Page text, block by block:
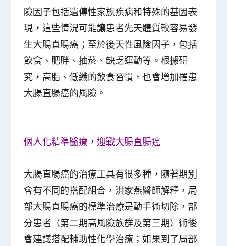
險因子包括遺傳性家族疾病和特殊的基因表
現，這些情況可能讓患者先天體質較容易發
生大腸直腸癌；至於後天性風險因子，包括
飲食、肥胖、抽菸、缺乏運動等。根據研
究，高脂、低纖的飲食習慣，也會增加罹患
大腸直腸癌的風險。
個人化精準醫療，迎戰大腸直腸癌
大腸直腸癌的治療工具有很多種，隨著期別
會有不同的搭配組合，洪家燕醫師解釋，局
部大腸直腸癌的標準治療是動手術切除，部
分患者（第二期高風險族群及第三期）術後
會建議搭配輔助性化學治療；如果到了局部